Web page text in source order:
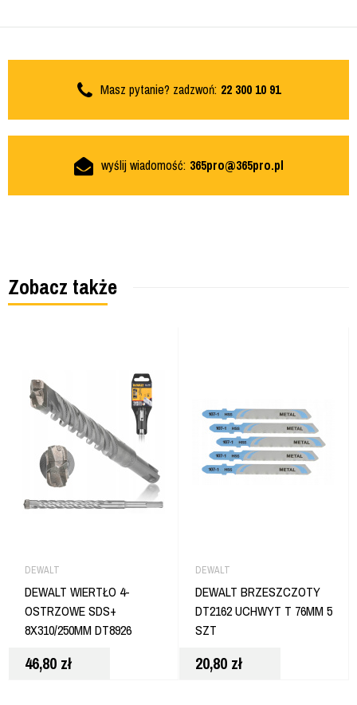
Masz pytanie? zadzwoń: 22 300 10 91
wyślij wiadomość: 365pro@365pro.pl
Zobacz także
DEWALT
DEWALT WIERTŁO 4-
OSTRZOWE SDS+
8X310/250MM DT8926
46,80 zł
DEWALT
DEWALT BRZESZCZOTY
DT2162 UCHWYT T 76MM 5
SZT
20,80 zł